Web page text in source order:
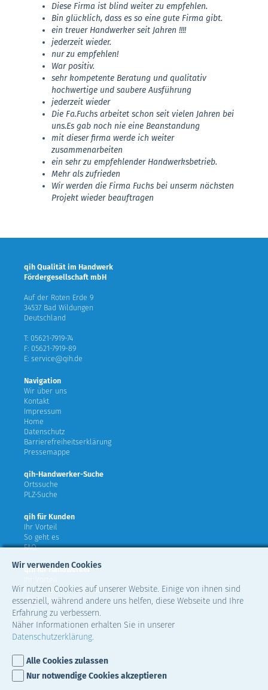
Wir verwenden Cookies
Wir nutzen Cookies auf unserer Website. Einige von ihnen sind
essenziell, während andere uns helfen, diese Webseite und Ihre
Erfahrung zu verbessern.
Näher Informationen erhalten Sie in unserer
Datenschutzerklärung.
Alle Cookies zulassen
Nur notwendige Cookies akzeptieren
Diese Firma ist blind weiter zu empfehlen.
Bin glücklich, dass es so eine gute Firma gibt.
ein treuer Handwerker seit Jahren !!!!
jederzeit wieder.
nur zu empfehlen!
War positiv.
sehr kompetente Beratung und qualitativ
hochwertige und saubere Ausführung
jederzeit wieder
Die Fa.Fuchs arbeitet schon seit vielen Jahren bei
uns.Es gab noch nie eine Beanstandung
mit dieser firma werde ich weiter
zusammenarbeiten
ein sehr zu empfehlender Handwerksbetrieb.
Mehr als zufrieden
Wir werden die Firma Fuchs bei unserm nächsten
Projekt wieder beauftragen
qih Qualität im Handwerk
Fördergesellschaft mbH
Auf der Roten Erde 9
34537 Bad Wildungen
Deutschland
T: 05621-7919-74
F: 05621-7919-89
E: service@qih.de
Navigation
Wir über uns
Kontakt
Impressum
Home
Datenschutz
Barrierefreiheitserklärung
Pressemappe
qih-Handwerker-Suche
Ortssuche
PLZ-Suche
qih für Kunden
Ihr Vorteil
So geht es
FAQ
qih für Handwerker
teilnehmende Verbände
Mitglied werden
FAQ
AGB